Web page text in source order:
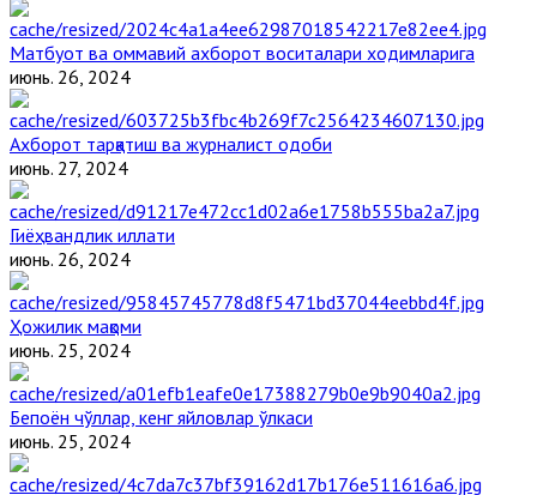
Матбуот ва оммавий ахборот воситалари ходимларига
июнь. 26, 2024
Ахборот тарқатиш ва журналист одоби
июнь. 27, 2024
Гиёҳвандлик иллати
июнь. 26, 2024
Ҳожилик мақоми
июнь. 25, 2024
Бепоён чўллар, кенг яйловлар ўлкаси
июнь. 25, 2024